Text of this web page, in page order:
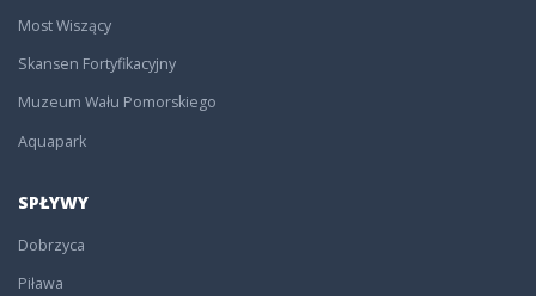
Most Wiszący
Skansen Fortyfikacyjny
Muzeum Wału Pomorskiego
Aquapark
SPŁYWY
Dobrzyca
Piława